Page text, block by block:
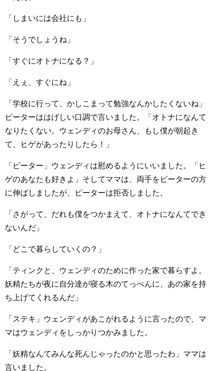
「しまいには会社にも」
「そうでしょうね」
「すぐにオトナになる？」
「えぇ、すぐにね」
「学校に行って、かしこまって勉強なんかしたくないね」
ピーターははげしい口調で言いました。「オトナになんて
なりたくない。ウェンディのお母さん、もし僕が朝起き
て、ヒゲがあったりしたら！」
「ピーター」ウェンディは慰めるようにいいました。「ヒ
ゲのあなたも好きよ」そしてママは、両手をピーターの方
に伸ばしましたが、ピーターは拒否しました。
「さがって、だれも僕をつかまえて、オトナになんてでき
ないんだ」
「どこで暮らしていくの？」
「ティンクと、ウェンディのために作った家で暮らすよ。
妖精たちが夜に自分達が寝る木のてっぺんに、あの家を持
ち上げてくれるんだ」
「ステキ」ウェンディがあこがれるように言ったので、マ
マはウェンディをしっかりつかみました。
「妖精なんてみんな死んじゃったのかと思ったわ」ママは
言いました。